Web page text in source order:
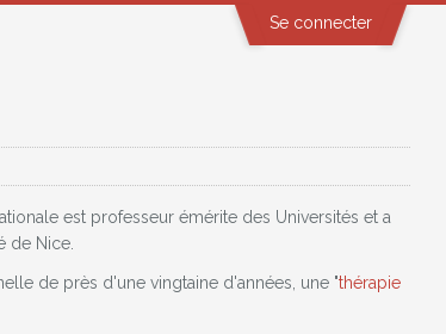
Se connecter
est professeur émérite des Universités et a
de Nice.
de près d'une vingtaine d'années, une "thérapie